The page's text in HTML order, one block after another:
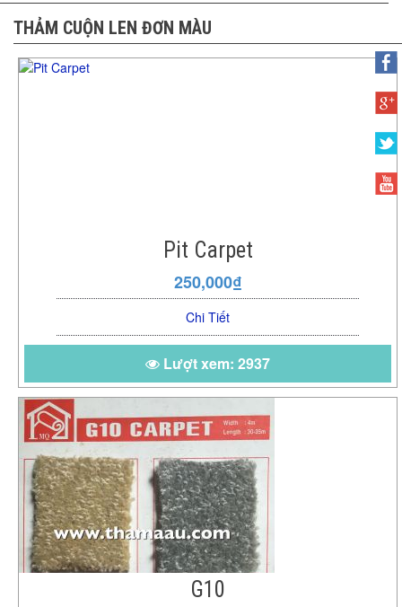
THẢM CUỘN LEN ĐƠN MÀU
Pit Carpet
250,000₫
Chi Tiết
Lượt xem: 2937
G10